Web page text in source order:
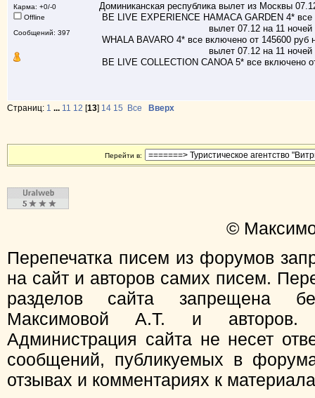
Карма: +0/-0
Offline
Сообщений: 397
Доминиканская республика вылет из Москвы
BE LIVE EXPERIENCE HAMACA GARDEN 4*
вылет 07.12 на 11 ночей
WHALA BAVARO 4* все включено от 145600 руб
вылет 07.12 на 11 ночей
BE LIVE COLLECTION CANOA 5* все включено
Страниц: 1 ... 11 12 [13] 14 15 Все Вверх
Перейти в:
©
Перепечатка писем из форумов
на сайт и авторов самих писем.
разделов сайта запрещена
Максимовой А.Т. и
Администрация сайта не несет
сообщений, публикуемых в
отзывах и комментариях к